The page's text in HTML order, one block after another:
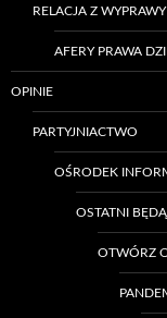
RELACJA Z
AFERY PRAWA
OPINIE
PARTYJNIACTWO
OŚRODEK
OSTATNI
OTWÓRZ